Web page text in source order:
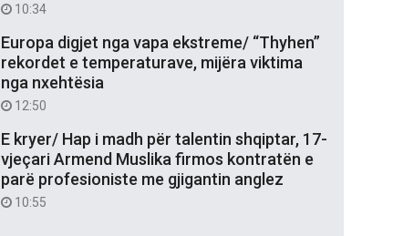
10:34
Europa digjet nga vapa ekstreme/ “Thyhen”
rekordet e temperaturave, mijëra viktima
nga nxehtësia
12:50
E kryer/ Hap i madh për talentin shqiptar, 17-
vjeçari Armend Muslika firmos kontratën e
parë profesioniste me gjigantin anglez
10:55